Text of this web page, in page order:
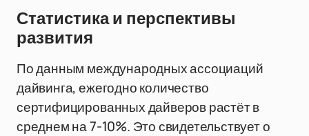
Статистика и перспективы
развития
По данным международных ассоциаций
дайвинга, ежегодно количество
сертифицированных дайверов растёт в
среднем на 7-10%. Это свидетельствует о